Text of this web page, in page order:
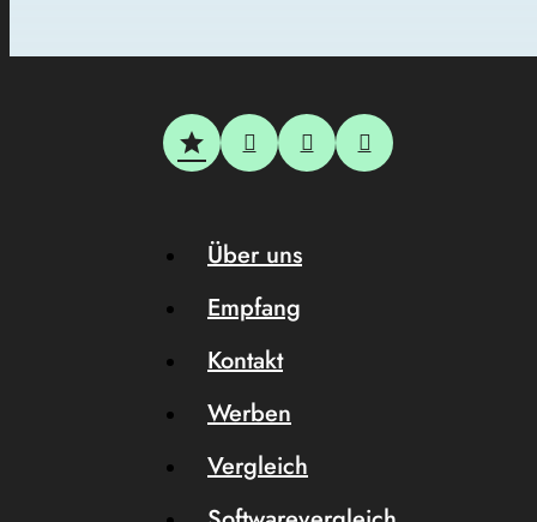
Über uns
Empfang
Kontakt
Werben
Vergleich